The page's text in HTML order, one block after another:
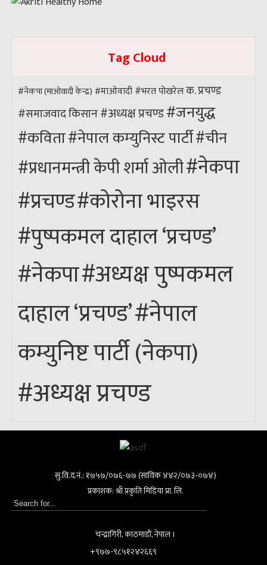
Tag Cloud
#नेकपा (माओवादी केन्द्र) #माओवादी #भरत पोखरेलक. प्रचण्ड
#समाजवादकिसान#अध्यक्ष प्रचण्ड#जनयुद्ध
#कविता#नेपाल कम्युनिस्ट पार्टी#चीन
#प्रधानमन्त्री केपी शर्मा ओली#नेकपा
#प्रचण्ड#कोरोना भाइरस
#पुष्पकमल दाहाल ‘प्रचण्ड’
#नेकपा#अध्यक्ष पुष्पकमल
दाहाल ‘प्रचण्ड’#नेपाल
कम्युनिष्ट पार्टी (नेकपा)
#अध्यक्ष प्रचण्ड
सु.वि.द.नं.: १७५७/०७६-७७ (साविक ४४२/०७३-०७४)
प्रकाशक: श्री प्रकृति मिडिया प्रा. लि.
चन्द्रागिरी, काठमाडाैं, नेपाल ।
+९७७-९८५१२४२६६९